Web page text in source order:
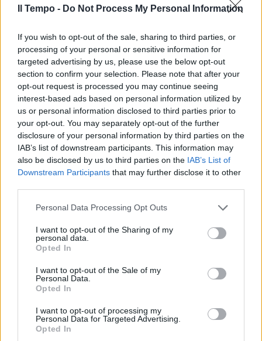
Il Tempo - Do Not Process My Personal Information
If you wish to opt-out of the sale, sharing to third parties, or
processing of your personal or sensitive information for
targeted advertising by us, please use the below opt-out
section to confirm your selection. Please note that after your
opt-out request is processed you may continue seeing
interest-based ads based on personal information utilized by
us or personal information disclosed to third parties prior to
your opt-out. You may separately opt-out of the further
disclosure of your personal information by third parties on the
IAB’s list of downstream participants. This information may
also be disclosed by us to third parties on the IAB’s List of
Downstream Participants that may further disclose it to other
Personal Data Processing Opt Outs
I want to opt-out of the Sharing of my
personal data.
Opted In
I want to opt-out of the Sale of my
Personal Data.
Opted In
I want to opt-out of processing my
Personal Data for Targeted Advertising.
Opted In
Un video "hard" di Jennifer
Lopez rischia di essere
pubblicato
05/06/2011
di ANTONIO ANGELI La prima
cosa che viene da dire
Jennifer Lopez, è: «Ma a me
conoscerlo...».
15/05/2011
30/04/2011